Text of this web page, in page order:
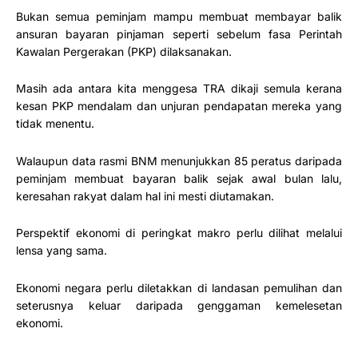
Bukan semua peminjam mampu membuat membayar balik
ansuran bayaran pinjaman seperti sebelum fasa Perintah
Kawalan Pergerakan (PKP) dilaksanakan.
Masih ada antara kita menggesa TRA dikaji semula kerana
kesan PKP mendalam dan unjuran pendapatan mereka yang
tidak menentu.
Walaupun data rasmi BNM menunjukkan 85 peratus daripada
peminjam membuat bayaran balik sejak awal bulan lalu,
keresahan rakyat dalam hal ini mesti diutamakan.
Perspektif ekonomi di peringkat makro perlu dilihat melalui
lensa yang sama.
Ekonomi negara perlu diletakkan di landasan pemulihan dan
seterusnya keluar daripada genggaman kemelesetan
ekonomi.